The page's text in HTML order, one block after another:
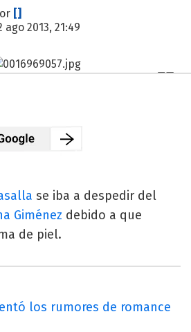
[]
ago 2013, 21:49
se iba a despedir del
Giménez debido a que
de piel.
los rumores de romance